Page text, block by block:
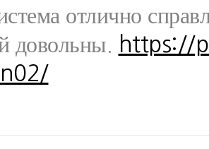
отлично
довольны.
https://